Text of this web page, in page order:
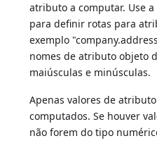
atributo a computar. Use
para definir rotas para
exemplo
nomes de atributo objeto
maiúsculas e minúsculas.
Apenas valores de
computados. Se houver
não forem do tipo